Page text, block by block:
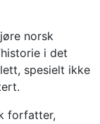
norsk
i det
spesielt ikke
forfatter,